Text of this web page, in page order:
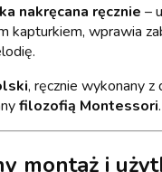
nakręcana ręcznie –
kapturkiem, wprawia
, ręcznie wykonany z
filozofią Montessori.
montaż i